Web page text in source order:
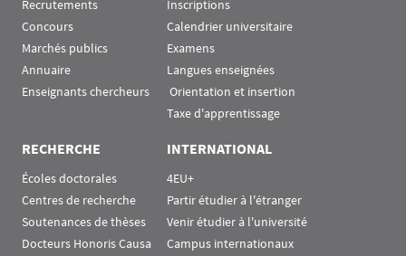
Recrutements
Concours
Marchés publics
Annuaire
Enseignants chercheurs
Inscriptions
Calendrier universitaire
Examens
Langues enseignées
Orientation et insertion
Taxe d'apprentissage
RECHERCHE
Écoles doctorales
Centres de recherche
Soutenances de thèses
Docteurs Honoris Causa
INTERNATIONAL
4EU+
Partir étudier à l'étranger
Venir étudier à l'université
Campus internationaux